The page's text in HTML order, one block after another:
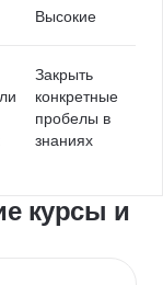
Высокие
Закрыть
конкретные
пробелы в
знаниях
курсы и